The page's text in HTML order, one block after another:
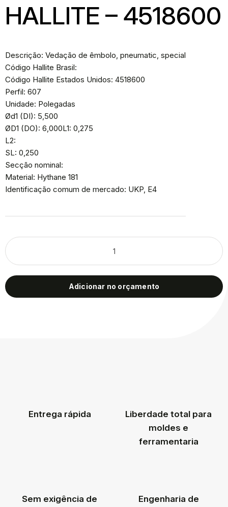
HALLITE – 4518600
Descrição: Vedação de êmbolo, pneumatic, special
Código Hallite Brasil:
Código Hallite Estados Unidos: 4518600
Perfil: 607
Unidade: Polegadas
Ød1 (DI): 5,500
ØD1 (DO): 6,000L1: 0,275
L2:
SL: 0,250
Secção nominal:
Material: Hythane 181
Identificação comum de mercado: UKP, E4
Adicionar no orçamento
Entrega rápida
Liberdade total para
moldes e
ferramentaria
Sem exigência de
Engenharia de